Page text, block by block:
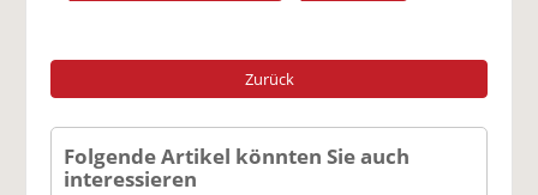
Zurück
Folgende Artikel könnten Sie auch
interessieren